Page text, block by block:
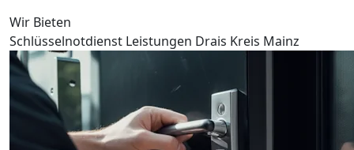
Wir Bieten
Schlüsselnotdienst Leistungen Drais Kreis Mainz